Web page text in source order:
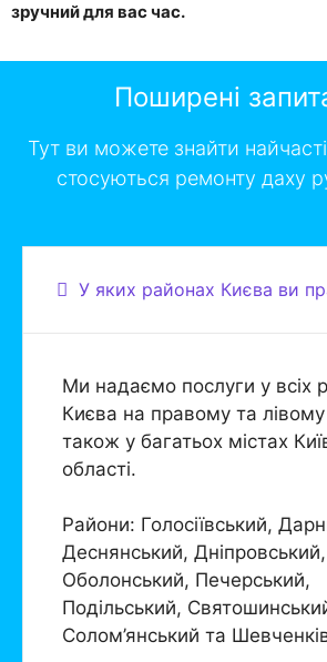
зручний для вас час.
Поширені
Тут ви можете знайти
стосуються ремонту даху
У яких районах Києва ви
Ми надаємо послуги у всіх
Києва на правому та лівому
також у багатьох містах
області.
Райони: Голосіївський,
Деснянський, Дніпровський,
Оболонський, Печерський,
Подільський,
Солом’янський та